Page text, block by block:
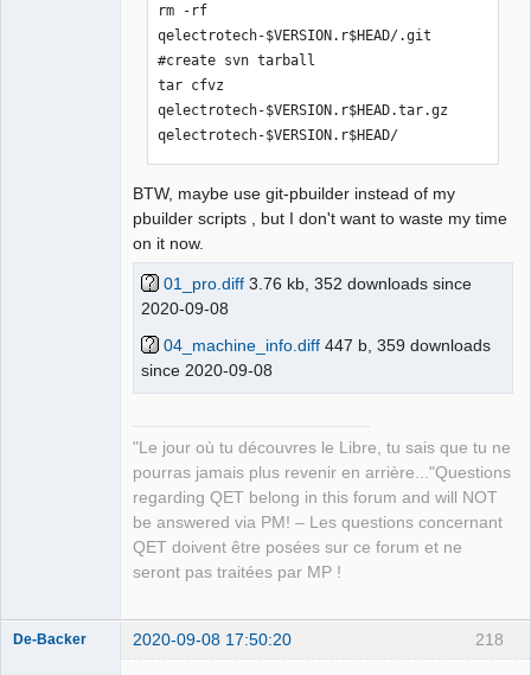
rm -rf
qelectrotech-$VERSION.r$HEAD/.git
#create svn tarball
tar cfvz
qelectrotech-$VERSION.r$HEAD.tar.gz
qelectrotech-$VERSION.r$HEAD/
BTW, maybe use git-pbuilder instead of my
pbuilder scripts , but I don't want to waste my time
on it now.
01_pro.diff 3.76 kb, 352 downloads since
2020-09-08
04_machine_info.diff 447 b, 359 downloads
since 2020-09-08
"Le jour où tu découvres le Libre, tu sais que tu ne
pourras jamais plus revenir en arrière..."Questions
regarding QET belong in this forum and will NOT
be answered via PM! – Les questions concernant
QET doivent être posées sur ce forum et ne
seront pas traitées par MP !
218
De-Backer 2020-09-08 17:50:20